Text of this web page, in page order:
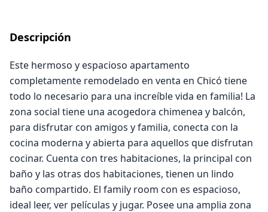
Descripción
Este hermoso y espacioso apartamento
completamente remodelado en venta en Chicó tiene
todo lo necesario para una increíble vida en familia! La
zona social tiene una acogedora chimenea y balcón,
para disfrutar con amigos y familia, conecta con la
cocina moderna y abierta para aquellos que disfrutan
cocinar. Cuenta con tres habitaciones, la principal con
baño y las otras dos habitaciones, tienen un lindo
baño compartido. El family room con es espacioso,
ideal leer, ver películas y jugar. Posee una amplia zona